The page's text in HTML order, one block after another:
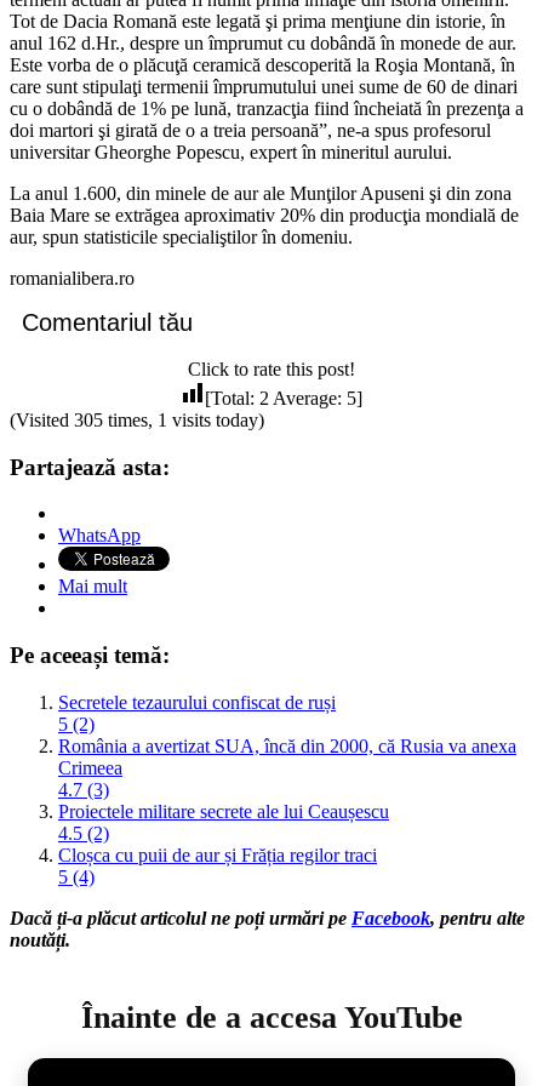
Tot de Dacia Romană este legată şi prima menţiune din istorie, în
anul 162 d.Hr., despre un împrumut cu dobândă în monede de aur.
Este vorba de o plăcuţă ceramică descoperită la Roşia Montană, în
care sunt stipulaţi termenii împrumutului unei sume de 60 de dinari
cu o dobândă de 1% pe lună, tranzacţia fiind încheiată în prezenţa a
doi martori şi girată de o a treia persoană”, ne-a spus profesorul
universitar Gheorghe Popescu, expert în mineritul aurului.
La anul 1.600, din minele de aur ale Munţilor Apuseni şi din zona
Baia Mare se extrăgea aproximativ 20% din producţia mondială de
aur, spun statisticile specialiştilor în domeniu.
romanialibera.ro
Comentariul tău
Click to rate this post!
[Total: 2 Average: 5]
(Visited 305 times, 1 visits today)
Partajează asta:
WhatsApp
Mai mult
Pe aceeași temă:
Secretele tezaurului confiscat de ruși
5 (2)
România a avertizat SUA, încă din 2000, că Rusia va anexa
Crimeea
4.7 (3)
Proiectele militare secrete ale lui Ceaușescu
4.5 (2)
Cloșca cu puii de aur și Frăția regilor traci
5 (4)
Dacă ți-a plăcut articolul ne poți urmări pe Facebook, pentru alte
noutăți.
Înainte de a accesa YouTube